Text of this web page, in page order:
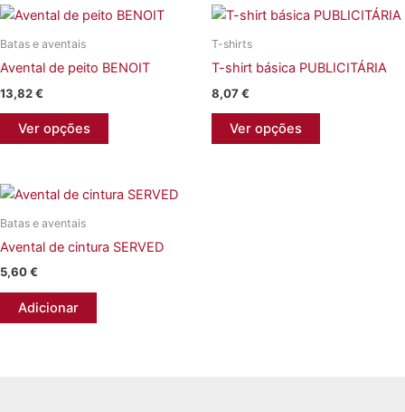
Batas e aventais
Avental de peito BENOIT
13,82€
Ver opções
This
variants.
options
T-shirts
T-shirt básica PUBLICITÁRIA
8,07€
Ver opções
This
Batas e aventais
Avental de cintura SERVED
5,60€
Adicionar